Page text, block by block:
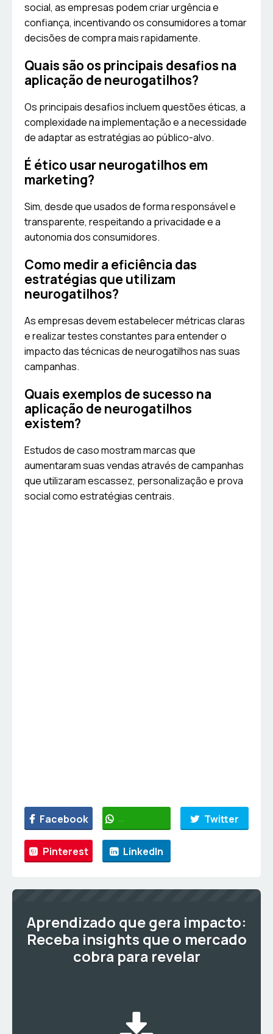
social, as empresas podem criar urgência e
confiança, incentivando os consumidores a tomar
decisões de compra mais rapidamente.
Quais são os principais desafios na
aplicação de neurogatilhos?
Os principais desafios incluem questões éticas, a
complexidade na implementação e a necessidade
de adaptar as estratégias ao público-alvo.
É ético usar neurogatilhos em
marketing?
Sim, desde que usados de forma responsável e
transparente, respeitando a privacidade e a
autonomia dos consumidores.
Como medir a eficiência das
estratégias que utilizam
neurogatilhos?
As empresas devem estabelecer métricas claras
e realizar testes constantes para entender o
impacto das técnicas de neurogatilhos nas suas
campanhas.
Quais exemplos de sucesso na
aplicação de neurogatilhos
existem?
Estudos de caso mostram marcas que
aumentaram suas vendas através de campanhas
que utilizaram escassez, personalização e prova
social como estratégias centrais.
Facebook WhatsApp Twitter
Pinterest LinkedIn
Aprendizado que gera impacto:
Receba insights que o mercado
cobra para revelar